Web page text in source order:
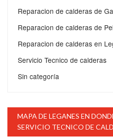
Reparacion de calderas de
Reparacion de calderas de
Reparacion de calderas en
Servicio Tecnico de calderas
Sin categoría
MAPA DE LEGANES EN
SERVICIO TECNICO DE